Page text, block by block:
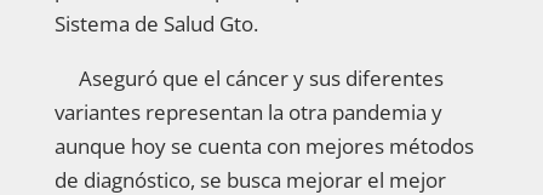
Sistema de Salud Gto.
Aseguró que el cáncer y sus diferentes
variantes representan la otra pandemia y
aunque hoy se cuenta con mejores métodos
de diagnóstico, se busca mejorar el mejor